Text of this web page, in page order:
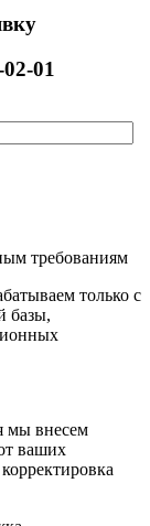
01
требованиям
только с
базы,
мы внесем
ваших